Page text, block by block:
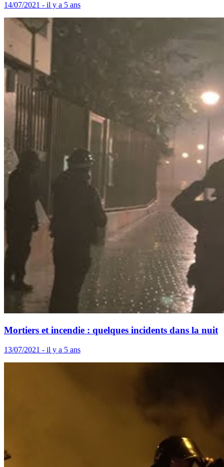
14/07/2021 - il y a 5 ans
Mortiers et incendie : quelques incidents dans la nuit
13/07/2021 - il y a 5 ans